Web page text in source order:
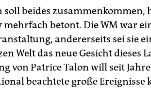
soll beides zusammenkommen,
mehrfach betont. Die WM war
andererseits sei sie
Welt das neue Gesicht dieses
von Patrice Talon will seit
beachtete große Ereignisse